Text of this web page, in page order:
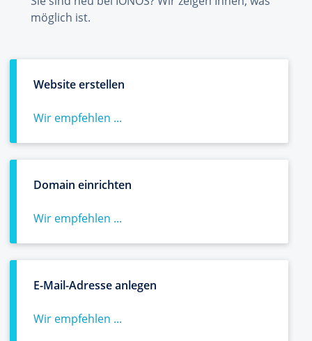
möglich ist.
Website erstellen
Wir empfehlen ...
Domain einrichten
Wir empfehlen ...
E-Mail-Adresse anlegen
Wir empfehlen ...